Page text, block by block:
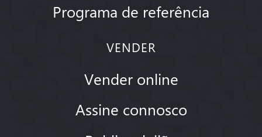
Programa de referência
VENDER
Vender online
Assine connosco